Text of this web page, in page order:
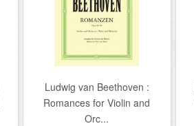
Ludwig van Beethoven :
Romances for Violin and
Orc...